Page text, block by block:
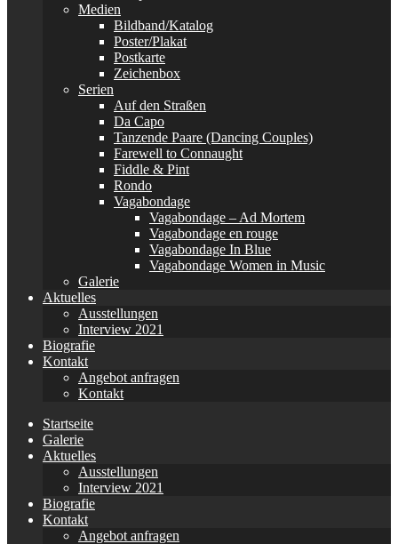
Medien
Bildband/Katalog
Poster/Plakat
Postkarte
Zeichenbox
Serien
Auf den Straßen
Da Capo
Tanzende Paare (Dancing Couples)
Farewell to Connaught
Fiddle & Pint
Rondo
Vagabondage
Vagabondage – Ad Mortem
Vagabondage en rouge
Vagabondage In Blue
Vagabondage Women in Music
Galerie
Aktuelles
Ausstellungen
Interview 2021
Biografie
Kontakt
Angebot anfragen
Kontakt
Startseite
Galerie
Aktuelles
Ausstellungen
Interview 2021
Biografie
Kontakt
Angebot anfragen